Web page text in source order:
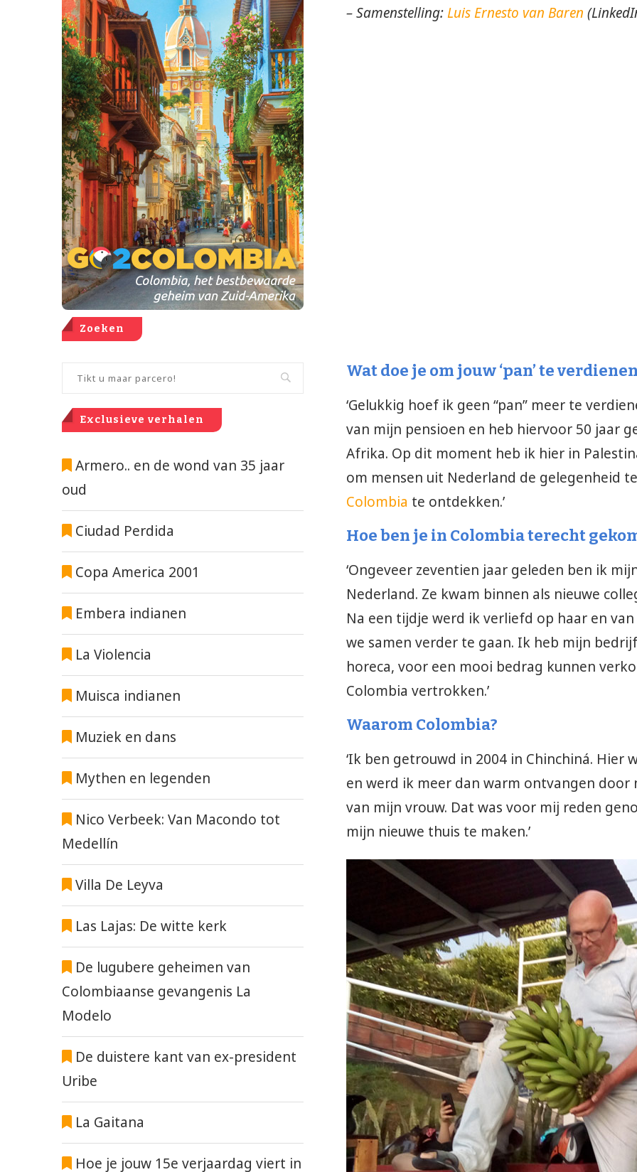
– Samenstelling:Luis Ernesto van Baren
Wat doe je om jouw ‘pan’ te
‘Gelukkig hoef ik geen “pan” meer te
van mijn pensioen en heb hiervoor 50 jaar
Afrika. Op dit moment heb ik hier in
om mensen uit Nederland de gelegenheid
Colombia te ontdekken.’
Hoe ben je in Colombia terecht
‘Ongeveer zeventien jaar geleden ben ik
Nederland. Ze kwam binnen als nieuwe
Na een tijdje werd ik verliefd op haar en
we samen verder te gaan. Ik heb mijn
horeca, voor een mooi bedrag kunnen
Colombia vertrokken.’
Waarom Colombia?
‘Ik ben getrouwd in 2004 in Chinchiná.
en werd ik meer dan warm ontvangen
van mijn vrouw. Dat was voor mij reden
mijn nieuwe thuis te maken.’
Zoeken
Exclusieve verhalen
Armero.. en de wond van 35 jaar
oud
Ciudad Perdida
Copa America 2001
Embera indianen
La Violencia
Muisca indianen
Muziek en dans
Mythen en legenden
Nico Verbeek: Van Macondo tot
Medellín
Villa De Leyva
Las Lajas: De witte kerk
De lugubere geheimen van
Colombiaanse gevangenis La
Modelo
De duistere kant van ex-president
Uribe
La Gaitana
Hoe je jouw 15e verjaardag viert in